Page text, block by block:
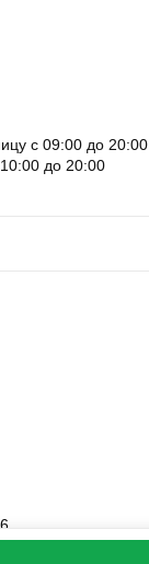
с 09:00 до 20:00
до 20:00